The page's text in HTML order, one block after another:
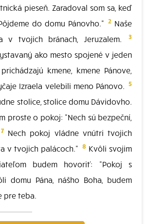
pieseň. Zaradoval som sa, keď
do domu Pánovho." 2 Naše
v tvojich bránach, Jeruzalem.
3
ako mesto spojené v jeden
kmene, kmene Pánove,
Izraela velebili meno Pánovo. 5
stolice, stolice domu Dávidovho.
proste o pokoj: "Nech sú bezpeční,
7Nech pokoj vládne vnútri tvojich
v tvojich palácoch." 8 Kvôli svojim
budem hovoriť: "Pokoj s
domu Pána, nášho Boha, budem
pre teba.